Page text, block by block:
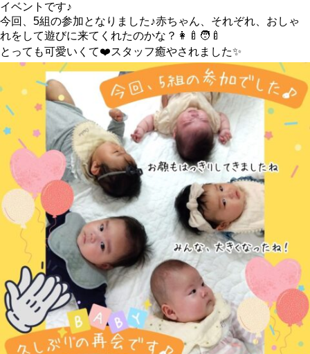
イベントです♪
今回、5組の参加となりました♪赤ちゃん、それぞれ、おしゃ
れをして遊びに来てくれたのかな？👩‍🍼🧑‍🍼
とっても可愛いくて❤️スタッフ癒やされました✨